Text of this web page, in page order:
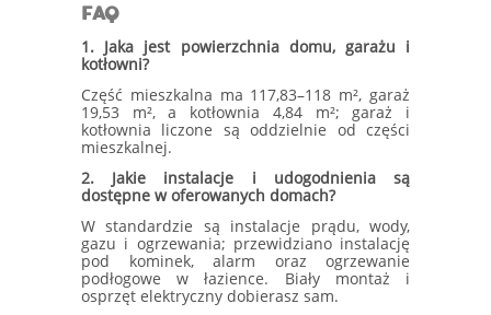
FAQ
1. Jaka jest powierzchnia domu, garażu i
kotłowni?
Część mieszkalna ma 117,83–118 m², garaż
19,53 m², a kotłownia 4,84 m²; garaż i
kotłownia liczone są oddzielnie od części
mieszkalnej.
2. Jakie instalacje i udogodnienia są
dostępne w oferowanych domach?
W standardzie są instalacje prądu, wody,
gazu i ogrzewania; przewidziano instalację
pod kominek, alarm oraz ogrzewanie
podłogowe w łazience. Biały montaż i
osprzęt elektryczny dobierasz sam.